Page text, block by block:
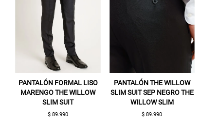
PANTALÓN FORMAL LISO
MARENGO THE WILLOW
SLIM SUIT
$ 89.990
PANTALÓN THE WILLOW
SLIM SUIT SEP NEGRO THE
WILLOW SLIM
$ 89.990